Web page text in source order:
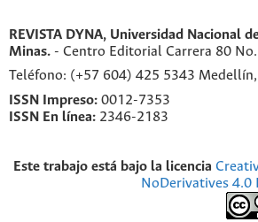
REVISTA DYNA, Universidad Nacional
Minas. - Centro Editorial Carrera 80
Teléfono: (+57 604) 425 5343
ISSN Impreso: 0012-7353
ISSN En línea: 2346-2183
Este trabajo está bajo la licencia
NoDerivatives